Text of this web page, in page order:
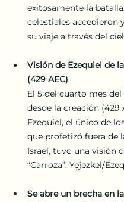
exitosamente la
celestiales accedieron
su viaje a través del
Visión de Ezequiel de la
(429 AEC)
El 5 del cuarto mes del
desde la creación (429
Ezequiel, el único de
que profetizó fuera de
Israel, tuvo una visión
“Carroza”. Yejezkel/
Se abre un brecha en